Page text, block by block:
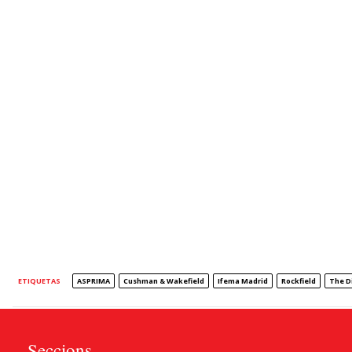
ETIQUETAS ASPRIMA Cushman & Wakefield Ifema Madrid Rockfield The